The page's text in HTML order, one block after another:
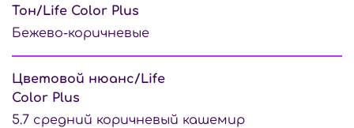
Тон/Life Color Plus
Бежево-коричневые
Цветовой нюанс/Life
Color Plus
5.7 средний коричневый кашемир